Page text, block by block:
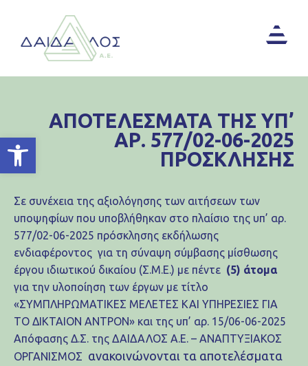
Ανοίξτε τη γραμμή εργαλείων
Σε συνέχεια της αξιολόγησης των αιτήσεων των
υποψηφίων που υποβλήθηκαν στο πλαίσιο της υπ’ αρ.
577/02-06-2025 πρόσκλησης εκδήλωσης
ενδιαφέροντος για τη σύναψη σύμβασης μίσθωσης
έργου ιδιωτικού δικαίου (Σ.Μ.Ε.) με πέντε (5) άτομα
για την υλοποίηση των έργων με τίτλο
«ΣΥΜΠΛΗΡΩΜΑΤΙΚΕΣ ΜΕΛΕΤΕΣ ΚΑΙ ΥΠΗΡΕΣΙΕΣ ΓΙΑ
ΤΟ ΔΙΚΤΑΙΟΝ ΑΝΤΡΟΝ» και της υπ’ αρ. 15/06-06-2025
Απόφασης Δ.Σ. της ΔΑΙΔΑΛΟΣ Α.Ε. – ΑΝΑΠΤΥΞΙΑΚΟΣ
ΟΡΓΑΝΙΣΜΟΣ ανακοινώνονται τα αποτελέσματα
ΑΠΟΤΕΛΕΣΜΑΤΑ ΤΗΣ ΥΠ’
ΑΡ. 577/02-06-2025
ΠΡΟΣΚΛΗΣΗΣ